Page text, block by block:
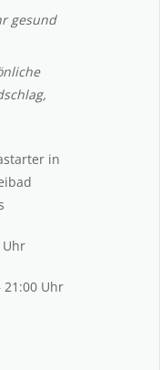
gesund
in
Uhr
21:00 Uhr